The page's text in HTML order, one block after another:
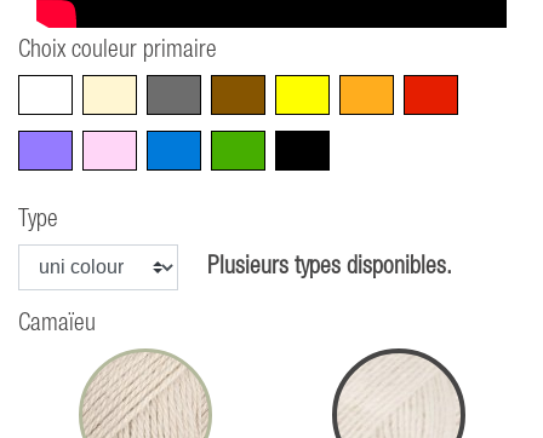
Choix couleur primaire
Type
Plusieurs types disponibles.
Camaïeu